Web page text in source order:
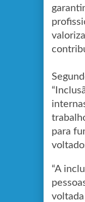
para
“A